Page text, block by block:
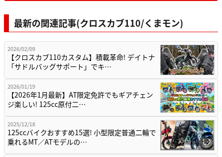
最新の関連記事(クロスカブ110/くまモン)
2026/02/09
【クロスカブ110カスタム】積載革命! デイトナ
「サドルバッグサポート」でキ…
2026/01/19
【2026年1月最新】AT限定免許でもギアチェン
ジ楽しい! 125cc原付二…
2025/12/18
125ccバイクおすすめ15選! 小型限定普通二輪で
乗れるMT／ATモデルの…